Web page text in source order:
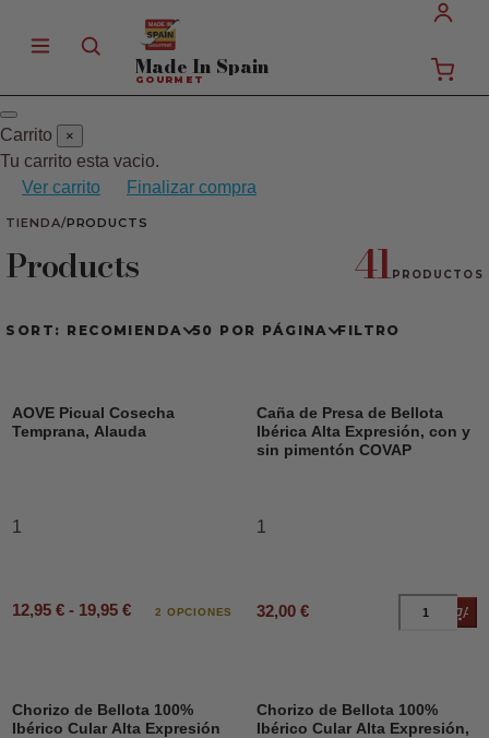
Made In Spain
GOURMET
Carrito ×
Tu carrito esta vacio.
Ver carrito
Finalizar compra
TIENDA/PRODUCTS
Products 41PRODUCTOS
SORT: RECOMIENDA 50 POR PÁGINA FILTRO
AOVE Picual Cosecha
Temprana, Alauda
1
12,95 € - 19,95 € 2 OPCIONES
Caña de Presa de Bellota
Ibérica Alta Expresión, con y
sin pimentón COVAP
1
32,00 €
Chorizo de Bellota 100%
Ibérico Cular Alta Expresión
Chorizo de Bellota 100%
Ibérico Cular Alta Expresión,